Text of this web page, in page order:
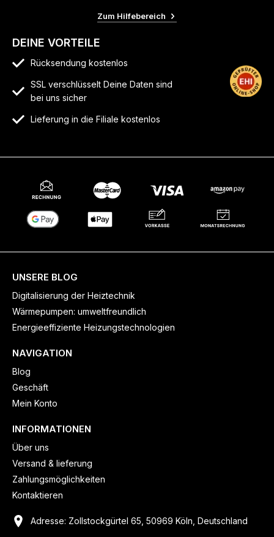
Zum Hilfebereich
DEINE VORTEILE
Rücksendung kostenlos
SSL verschlüsselt Deine Daten sind
bei uns sicher
Lieferung in die Filiale kostenlos
UNSERE BLOG
Digitalisierung der Heiztechnik
Wärmepumpen: umweltfreundlich
Energieeffiziente Heizungstechnologien
NAVIGATION
Blog
Geschäft
Mein Konto
INFORMATIONEN
Über uns
Versand & lieferung
Zahlungsmöglichkeiten
Kontaktieren
Adresse: Zollstockgürtel 65, 50969 Köln, Deutschland